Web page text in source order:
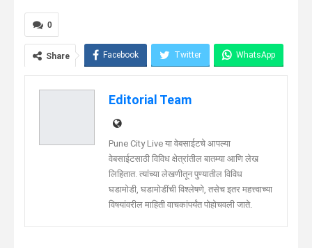
0
Share Facebook Twitter WhatsApp
Editorial Team
Pune City Live या वेबसाईटचे आपल्या
वेबसाईटसाठी विविध क्षेत्रांतील बातम्या आणि लेख
लिहितात. त्यांच्या लेखणीतून पुण्यातील विविध
घडामोडी, घडामोडींची विश्लेषणे, तसेच इतर महत्त्वाच्या
विषयांवरील माहिती वाचकांपर्यंत पोहोचवली जाते.